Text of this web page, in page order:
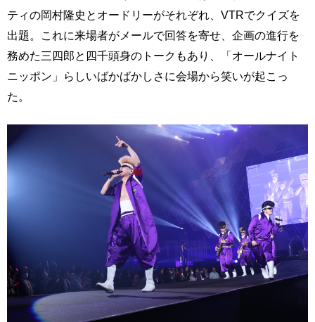
ティの岡村隆史とオードリーがそれぞれ、VTRでクイズを
出題。これに来場者がメールで回答を寄せ、企画の進行を
務めた三四郎と四千頭身のトークもあり、「オールナイト
ニッポン」らしいばかばかしさに会場から笑いが起こっ
た。